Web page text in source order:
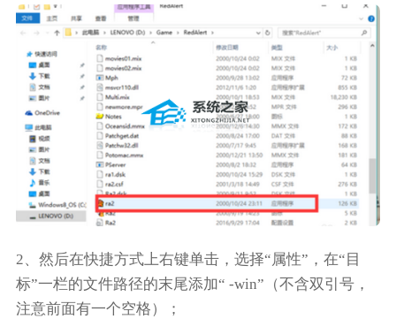
2、然后在快捷方式上右键单击，选择“属性”，在“目
标”一栏的文件路径的末尾添加“ -win”（不含双引号，
注意前面有一个空格）；